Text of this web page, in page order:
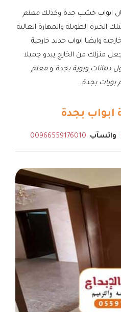
ابواب خشب جدة وكذلكمعلم
الخبرة الطويلة والمهارة العالية
وايضا ابواب حديد خارجية
منزلك من الخارج يبدو جميلا
دهانات وبوية بجدة ومعلم
بويات بجدة .
ابواب بجدة
واتسآب:
00966559176010